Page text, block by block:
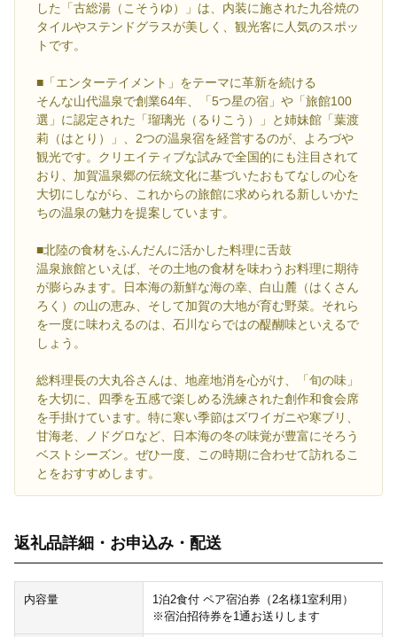
した「古総湯（こそうゆ）」は、内装に施された九谷焼の
タイルやステンドグラスが美しく、観光客に人気のスポッ
トです。
■「エンターテイメント」をテーマに革新を続ける
そんな山代温泉で創業64年、「5つ星の宿」や「旅館100
選」に認定された「瑠璃光（るりこう）」と姉妹館「葉渡
莉（はとり）」、2つの温泉宿を経営するのが、よろづや
観光です。クリエイティブな試みで全国的にも注目されて
おり、加賀温泉郷の伝統文化に基づいたおもてなしの心を
大切にしながら、これからの旅館に求められる新しいかた
ちの温泉の魅力を提案しています。
■北陸の食材をふんだんに活かした料理に舌鼓
温泉旅館といえば、その土地の食材を味わうお料理に期待
が膨らみます。日本海の新鮮な海の幸、白山麓（はくさん
ろく）の山の恵み、そして加賀の大地が育む野菜。それら
を一度に味わえるのは、石川ならではの醍醐味といえるで
しょう。
総料理長の大丸谷さんは、地産地消を心がけ、「旬の味」
を大切に、四季を五感で楽しめる洗練された創作和食会席
を手掛けています。特に寒い季節はズワイガニや寒ブリ、
甘海老、ノドグロなど、日本海の冬の味覚が豊富にそろう
ベストシーズン。ぜひ一度、この時期に合わせて訪れるこ
とをおすすめします。
返礼品詳細・お申込み・配送
内容量
1泊2食付 ペア宿泊券（2名様1室利用）
※宿泊招待券を1通お送りします